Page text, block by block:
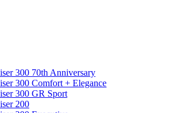
300 70th Anniversary
300 Comfort + Elegance
300 GR Sport
200